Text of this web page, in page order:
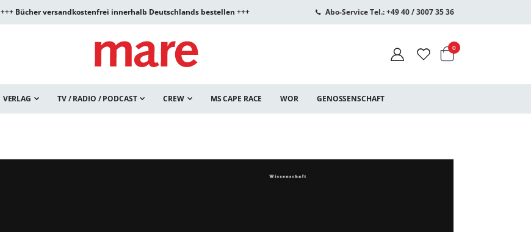
+++ Bücher versandkostenfrei innerhalb Deutschlands bestellen +++ Abo-Service Tel.: +49 40 / 3007 35 36
Warenkorb
0Artikel
VERLAG TV / RADIO / PODCAST CREW MS CAPE RACE WOR GENOSSENSCHAFT